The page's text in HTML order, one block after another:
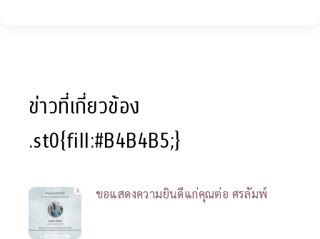
ข่าวที่เกี่ยวข้อง
.st0{fill:#B4B4B5;}
ขอแสดงความยินดีแก่คุณต่อ ศรลัมพ์